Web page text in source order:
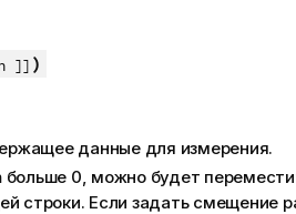
]] )
данные для измерения.
больше 0, можно будет
строки. Если задать смещение